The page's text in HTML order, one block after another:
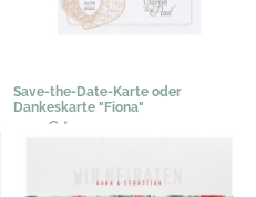
Save-the-Date-Karte oder
Dankeskarte "Fiona"
0,51 € *